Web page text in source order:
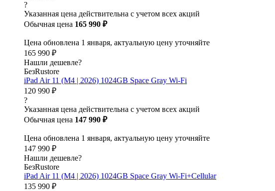
?
Указанная цена действительна с учетом всех акций
Обычная цена 165 990 ₽
Цена обновлена 1 января, актуальную цену уточняйте
165 990 ₽
Нашли дешевле?
БезRustore
iPad Air 11 (M4 | 2026) 1024GB Space Gray Wi-Fi
120 990 ₽
?
Указанная цена действительна с учетом всех акций
Обычная цена 147 990 ₽
Цена обновлена 1 января, актуальную цену уточняйте
147 990 ₽
Нашли дешевле?
БезRustore
iPad Air 11 (M4 | 2026) 1024GB Space Gray Wi-Fi+Cellular
135 990 ₽